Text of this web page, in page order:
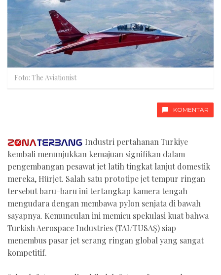
Foto: The Aviationist
KOMENTAR
Industri pertahanan Turkiye
kembali menunjukkan kemajuan signifikan dalam
pengembangan pesawat jet latih tingkat lanjut domestik
mereka, Hürjet. Salah satu prototipe jet tempur ringan
tersebut baru-baru ini tertangkap kamera tengah
mengudara dengan membawa pylon senjata di bawah
sayapnya. Kemunculan ini memicu spekulasi kuat bahwa
Turkish Aerospace Industries (TAI/TUSAŞ) siap
menembus pasar jet serang ringan global yang sangat
kompetitif.